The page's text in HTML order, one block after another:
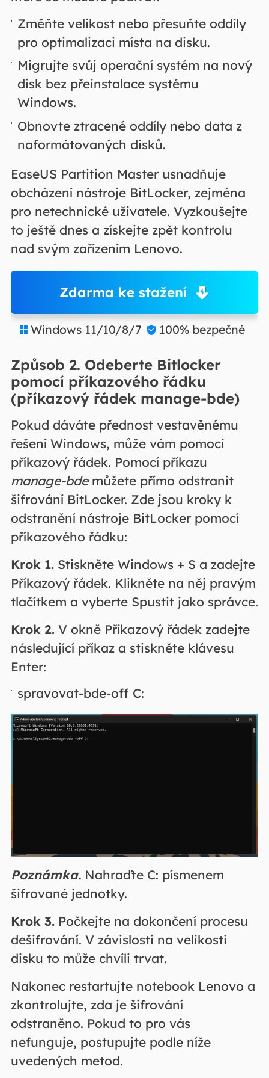
Změňte velikost nebo přesuňte oddíly
pro optimalizaci místa na disku.
Migrujte svůj operační systém na nový
disk bez přeinstalace systému
Windows.
Obnovte ztracené oddíly nebo data z
naformátovaných disků.
EaseUS Partition Master usnadňuje
obcházení nástroje BitLocker, zejména
pro netechnické uživatele. Vyzkoušejte
to ještě dnes a získejte zpět kontrolu
nad svým zařízením Lenovo.
Zdarma ke stažení
 Windows 11/10/8/7  100% bezpečné
Způsob 2. Odeberte Bitlocker
pomocí příkazového řádku
(příkazový řádek manage-bde)
Pokud dáváte přednost vestavěnému
řešení Windows, může vám pomoci
příkazový řádek. Pomocí příkazu
manage-bdemůžete přímo odstranit
šifrování BitLocker. Zde jsou kroky k
odstranění nástroje BitLocker pomocí
příkazového řádku:
Krok 1.Stiskněte Windows + S a zadejte
Příkazový řádek. Klikněte na něj pravým
tlačítkem a vyberte Spustit jako správce.
Krok 2.V okně Příkazový řádek zadejte
následující příkaz a stiskněte klávesu
Enter:
spravovat-bde-off C:
Poznámka.Nahraďte C: písmenem
šifrované jednotky.
Krok 3.Počkejte na dokončení procesu
dešifrování. V závislosti na velikosti
disku to může chvíli trvat.
Nakonec restartujte notebook Lenovo a
zkontrolujte, zda je šifrování
odstraněno. Pokud to pro vás
nefunguje, postupujte podle níže
uvedených metod.